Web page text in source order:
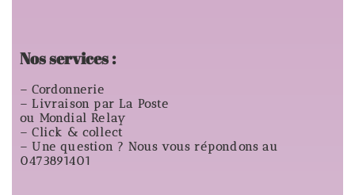
Nos services :
– Cordonnerie
– Livraison par La Poste
ou Mondial Relay
– Click & collect
– Une question ? Nous vous répondons au
0473891401